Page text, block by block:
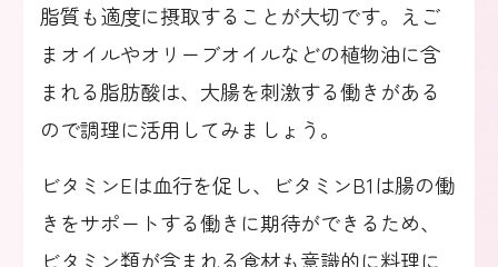
脂質も適度に摂取することが大切です。えご
まオイルやオリーブオイルなどの植物油に含
まれる脂肪酸は、大腸を刺激する働きがある
ので調理に活用してみましょう。
ビタミンEは血行を促し、ビタミンB1は腸の働
きをサポートする働きに期待ができるため、
ビタミン類が含まれる食材も意識的に料理に